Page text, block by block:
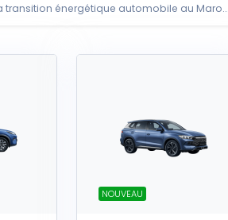
transition énergétique automobile au Maro...
NOUVEAU